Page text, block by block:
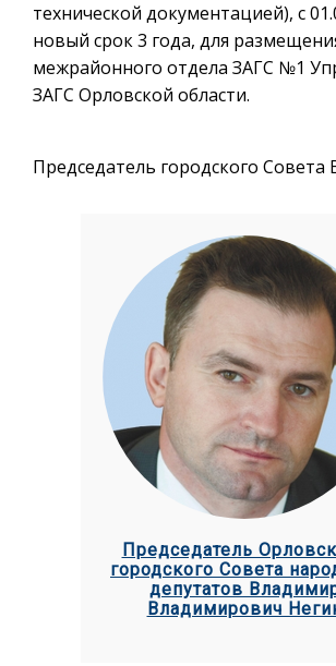
технической документацией), с
новый срок 3 года, для
межрайонного отдела ЗАГС №1
ЗАГС Орловской области.
Председатель городского
Председатель
городского Совета
депутатов
Владимирович